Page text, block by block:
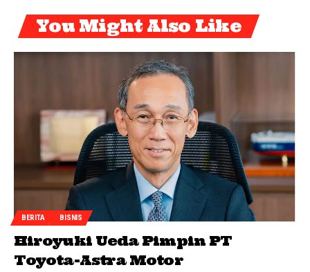
You Might Also Like
BERITA BISNIS
Hiroyuki Ueda Pimpin PT
Toyota-Astra Motor